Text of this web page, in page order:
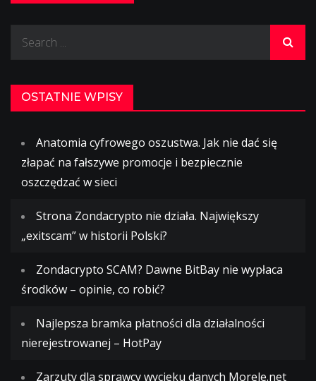
OSTATNIE WPISY
Anatomia cyfrowego oszustwa. Jak nie dać się
złapać na fałszywe promocje i bezpiecznie
oszczędzać w sieci
Strona Zondacrypto nie działa. Największy
„exitscam” w historii Polski?
Zondacrypto SCAM? Dawne BitBay nie wypłaca
środków – opinie, co robić?
Najlepsza bramka płatności dla działalności
nierejestrowanej – HotPay
Zarzuty dla sprawcy wycieku danych Morele.net